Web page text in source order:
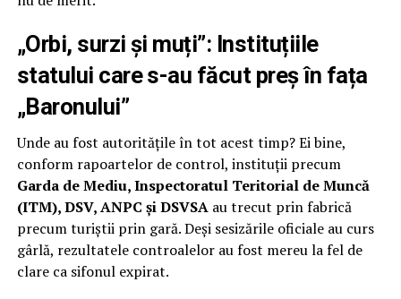
„Orbi, surzi și muți”: Instituțiile
statului care s-au făcut preș în fața
„Baronului”
Unde au fost autoritățile în tot acest timp? Ei bine,
conform rapoartelor de control, instituții precum
Garda de Mediu, Inspectoratul Teritorial de Muncă
(ITM), DSV, ANPC și DSVSAau trecut prin fabrică
precum turiștii prin gară. Deși sesizările oficiale au curs
gârlă, rezultatele controalelor au fost mereu la fel de
clare ca sifonul expirat.